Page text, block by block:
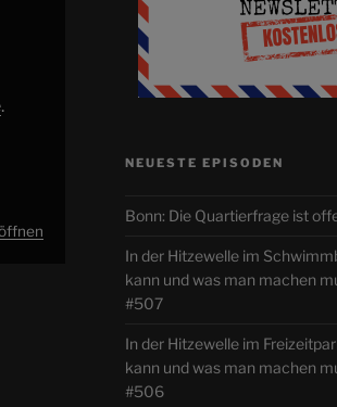
.
NEUESTE EPISODEN
Bonn: Die Quartierfrage ist
In der Hitzewelle im
kann und was man machen
#507
In der Hitzewelle im
kann und was man machen
#506